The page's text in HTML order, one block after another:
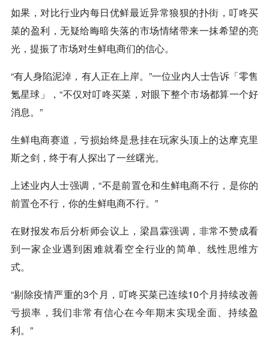
如果，对比行业内每日优鲜最近异常狼狈的扑街，叮咚买
菜的盈利，无疑给晦暗失落的市场情绪带来一抹希望的亮
光，提振了市场对生鲜电商们的信心。
“有人身陷泥淖，有人正在上岸。”一位业内人士告诉「零售
氪星球」，“不仅对叮咚买菜，对眼下整个市场都算一个好
消息。”
生鲜电商赛道，亏损始终是悬挂在玩家头顶上的达摩克里
斯之剑，终于有人探出了一丝曙光。
上述业内人士强调，“不是前置仓和生鲜电商不行，是你的
前置仓不行，你的生鲜电商不行。”
在财报发布后分析师会议上，梁昌霖强调，非常不赞成看
到一家企业遇到困难就看空全行业的简单、线性思维方
式。
“剔除疫情严重的3个月，叮咚买菜已连续10个月持续改善
亏损率，我们非常有信心在今年期末实现全面、持续盈
利。”